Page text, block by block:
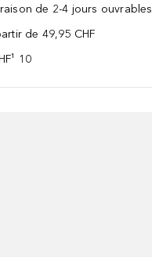
de 2-4 jours ouvrables
de 49,95 CHF
10